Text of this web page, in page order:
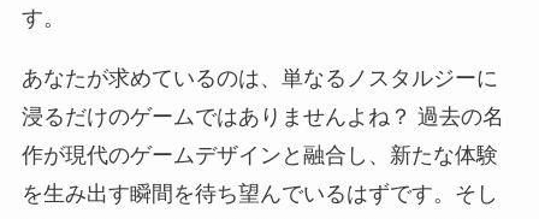
す。
あなたが求めているのは、単なるノスタルジーに
浸るだけのゲームではありませんよね？ 過去の名
作が現代のゲームデザインと融合し、新たな体験
を生み出す瞬間を待ち望んでいるはずです。そし